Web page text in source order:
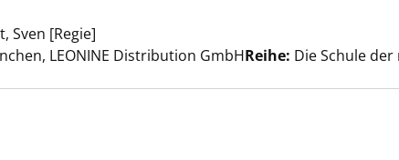
der magischen Tiere 2 anzeigen
Sven [Regie]
LEONINE Distribution GmbHReihe: Die Schule